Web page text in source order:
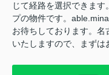
じて経路を選択できま
プの物件です。
お待ちしております。
いたしますので、まずは